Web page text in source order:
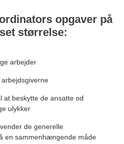
opgaver på
størrelse:
arbejder
at beskytte de ansatte od
ulykker
de generelle
en sammenhængende måde